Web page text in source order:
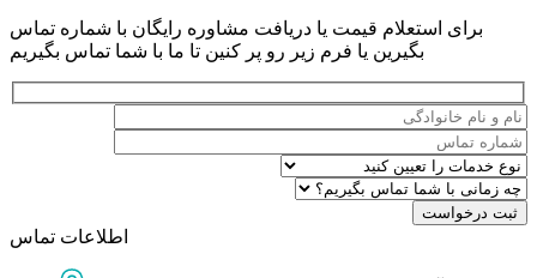
برای استعلام قیمت یا دریافت مشاوره رایگان با شماره تماس
بگیرین یا فرم زیر رو پر کنین تا ما با شما تماس بگیریم
اطلاعات تماس